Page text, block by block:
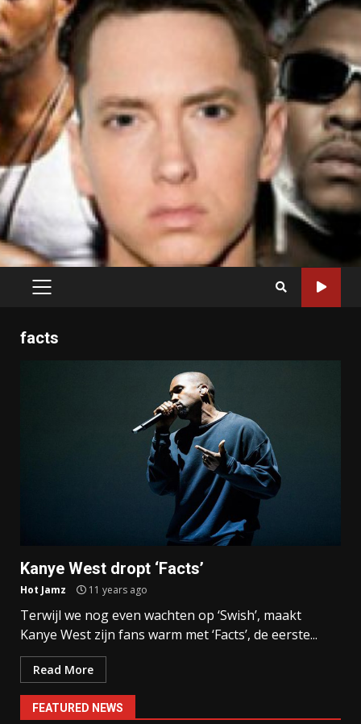
PRIMARY
facts
Kanye West dropt ‘Facts’
Hot Jamz 11 years ago
Terwijl we nog even wachten op ‘Swish’, maakt
Kanye West zijn fans warm met ‘Facts’, de eerste...
Read More
FEATURED NEWS